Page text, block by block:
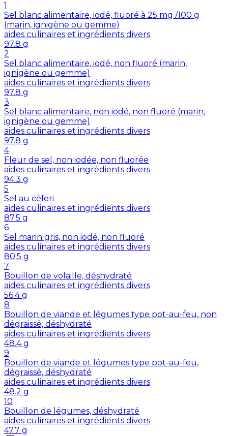
1
Sel blanc alimentaire, iodé, fluoré à 25 mg /100 g
(marin, ignigène ou gemme)
aides culinaires et ingrédients divers
97.8 g
2
Sel blanc alimentaire, iodé, non fluoré (marin,
ignigène ou gemme)
aides culinaires et ingrédients divers
97.8 g
3
Sel blanc alimentaire, non iodé, non fluoré (marin,
ignigène ou gemme)
aides culinaires et ingrédients divers
97.8 g
4
Fleur de sel, non iodée, non fluorée
aides culinaires et ingrédients divers
94.3 g
5
Sel au céleri
aides culinaires et ingrédients divers
87.5 g
6
Sel marin gris, non iodé, non fluoré
aides culinaires et ingrédients divers
80.5 g
7
Bouillon de volaille, déshydraté
aides culinaires et ingrédients divers
56.4 g
8
Bouillon de viande et légumes type pot-au-feu, non
dégraissé, déshydraté
aides culinaires et ingrédients divers
48.4 g
9
Bouillon de viande et légumes type pot-au-feu,
dégraissé, déshydraté
aides culinaires et ingrédients divers
48.2 g
10
Bouillon de légumes, déshydraté
aides culinaires et ingrédients divers
47.7 g